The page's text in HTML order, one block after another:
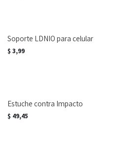
Soporte LDNIO para celular
$ 3,99
Estuche contra Impacto
$ 49,45